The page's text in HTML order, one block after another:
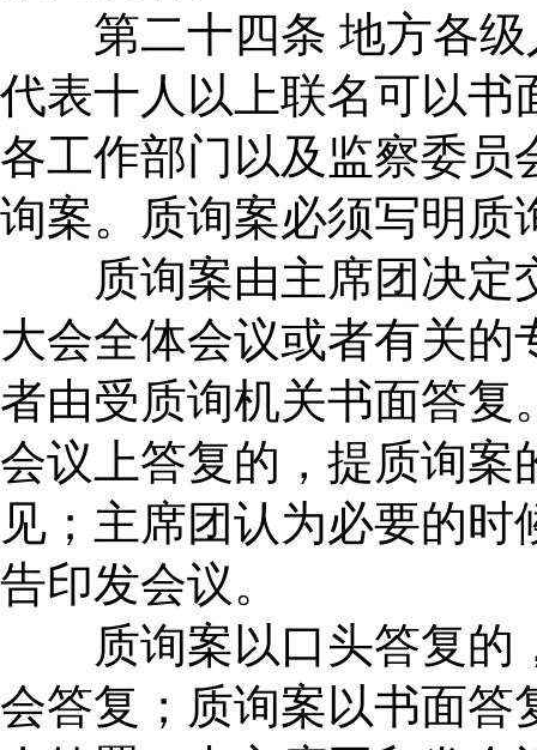
第二十四条 地方各级
代表十人以上联名可以书
各工作部门以及监察委员
询案。质询案必须写明质
质询案由主席团决定
大会全体会议或者有关
者由受质询机关书面答复
会议上答复的，提质询案
见；主席团认为必要的
告印发会议。
质询案以口头答复的
会答复；质询案以书面答